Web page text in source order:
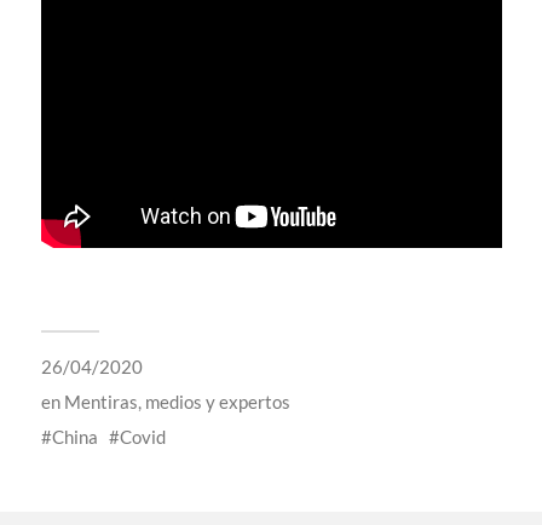
26/04/2020
en Mentiras, medios y expertos
China
Covid